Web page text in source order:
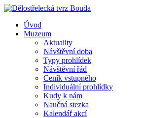
Úvod
Muzeum
Aktuality
Návštěvní doba
Typy prohlídek
Návštěvní řád
Ceník vstupného
Individuální prohlídky
Kudy k nám
Naučná stezka
Kalendář akcí